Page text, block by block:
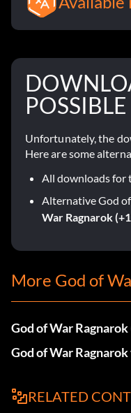
POSSIBLE
Unfortunately, the
Here are some
All downloads for
Alternative God
War Ragnarok
More God of
God of War
God of War
RELATED